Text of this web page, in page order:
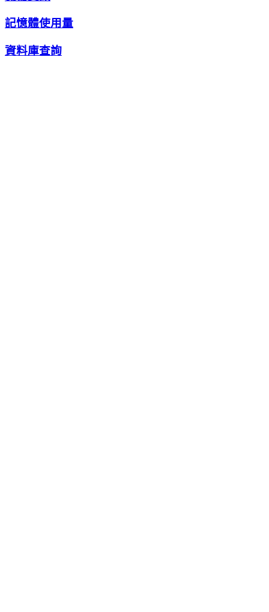
記憶體使用量
資料庫查詢